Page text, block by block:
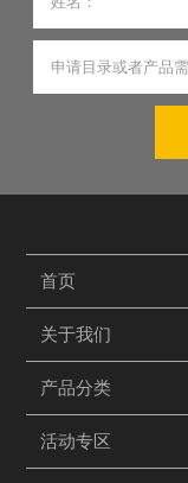
首页
关于我们
产品分类
活动专区